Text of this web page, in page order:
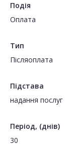
Подія
Оплата
Тип
Пiсляоплата
Підстава
надання послуг
Період, (днів)
30